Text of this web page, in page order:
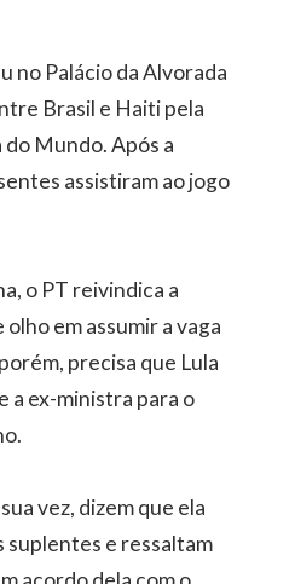
no Palácio da Alvorada
Brasil e Haiti pela
Mundo. Após a
assistiram ao jogo
o PT reivindica a
em assumir a vaga
precisa que Lula
a ex-ministra para o
vez, dizem que ela
suplentes e ressaltam